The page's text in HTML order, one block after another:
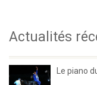
Actualités
Le piano